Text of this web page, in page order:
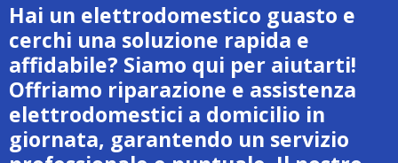
Hai un elettrodomestico guasto e
cerchi una soluzione rapida e
affidabile? Siamo qui per aiutarti!
Offriamo riparazione e assistenza
elettrodomestici a domicilio in
giornata, garantendo un servizio